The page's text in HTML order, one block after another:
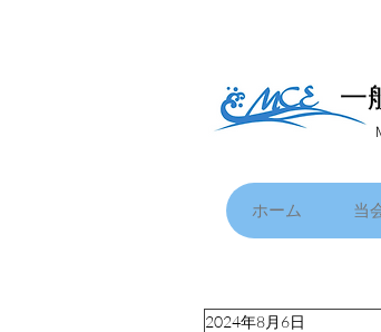
一
ホーム 当
2024年8月6日